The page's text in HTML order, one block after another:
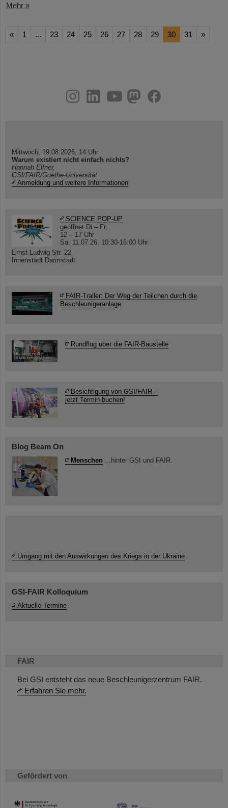
FAIR
Bei GSI entsteht das neue Beschleunigerzentrum FAIR.
Erfahren Sie mehr.
Gefördert von
HMWK
Mehr »
« 1 ... 23 24 25 26 27 28 29 30 31 »
youtube
helmholtz.social
facebook
Mittwoch, 19.08.2026, 14 Uhr
Warum existiert nicht einfach nichts?
Hannah Elfner,
GSI/FAIR/Goethe-Universität
Anmeldung und weitere Informationen
SCIENCE POP-UP
geöffnet Di – Fr,
12 – 17 Uhr
Sa, 11.07.26, 10:30-16:00 Uhr
Ernst-Ludwig-Str. 22
Innenstadt Darmstadt
FAIR-Trailer: Der Weg der Teilchen durch die
Beschleunigeranlage
Rundflug über die FAIR-Baustelle
Besichtigung von GSI/FAIR –
jetzt Termin buchen!
Blog Beam On
Menschen ...hinter GSI und FAIR.
Umgang mit den Auswirkungen des Kriegs in der Ukraine
GSI-FAIR Kolloquium
Aktuelle Termine